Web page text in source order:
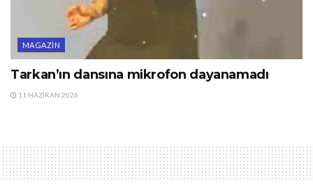
MAGAZIN
Tarkan’ın dansına mikrofon dayanamadı
11 HAZIRAN 2026